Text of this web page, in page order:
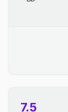
7.5